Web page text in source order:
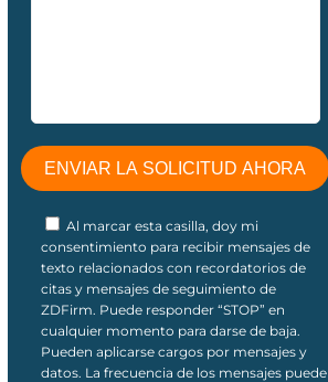
Al marcar esta casilla, doy mi
consentimiento para recibir mensajes de
texto relacionados con recordatorios de
citas y mensajes de seguimiento de
ZDFirm. Puede responder “STOP” en
cualquier momento para darse de baja.
Pueden aplicarse cargos por mensajes y
datos. La frecuencia de los mensajes puede